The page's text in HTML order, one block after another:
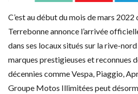
C’est au début du mois de mars
Terrebonne annonce l’arrivée
dans ses locaux situés sur la rive-
marques prestigieuses et reconnues
décennies comme Vespa, Piaggio,
Groupe Motos Illimitées peut